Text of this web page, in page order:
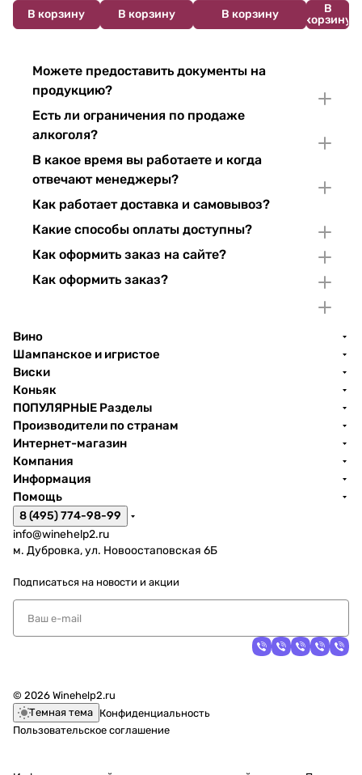
В корзину В корзину В корзину
В
корзину
Можете предоставить документы на
продукцию?
Есть ли ограничения по продаже
алкоголя?
В какое время вы работаете и когда
отвечают менеджеры?
Как работает доставка и самовывоз?
Какие способы оплаты доступны?
Как оформить заказ на сайте?
Как оформить заказ?
Вино
Шампанское и игристое
Виски
Коньяк
ПОПУЛЯРНЫЕ Разделы
Производители по странам
Интернет-магазин
Компания
Информация
Помощь
8 (495) 774-98-99
info@winehelp2.ru
м. Дубровка, ул. Новоостаповская 6Б
Подписаться на новости и акции
© 2026 Winehelp2.ru
Темная тема Конфиденциальность
Пользовательское соглашение